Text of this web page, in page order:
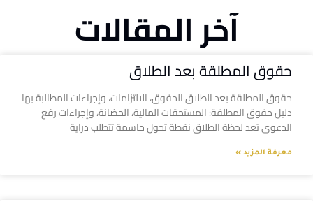
آخر المقالات
حقوق المطلقة بعد الطلاق
حقوق المطلقة بعد الطلاق الحقوق، الالتزامات، وإجراءات المطالبة بها
دليل حقوق المطلقة: المستحقات المالية، الحضانة، وإجراءات رفع
الدعوى تعد لحظة الطلاق نقطة تحول حاسمة تتطلب دراية
معرفة المزيد »